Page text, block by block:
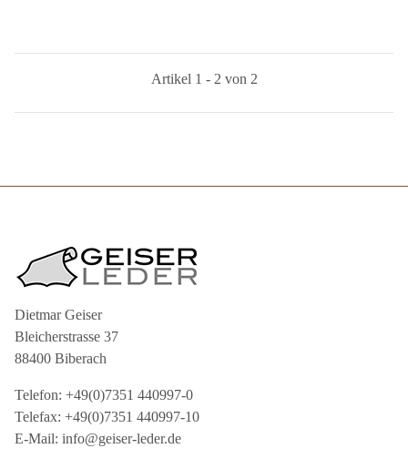
Artikel 1 - 2 von 2
Dietmar Geiser
Bleicherstrasse 37
88400 Biberach
Telefon: +49(0)7351 440997-0
Telefax: +49(0)7351 440997-10
E-Mail: info@geiser-leder.de